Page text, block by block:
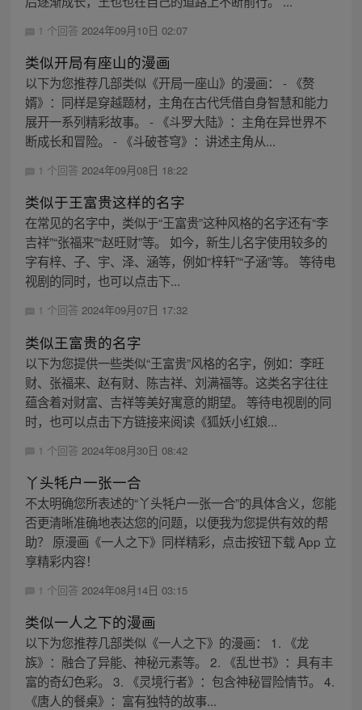
1 个回答 2024年09月10日 02:07
类似开局有座山的漫画
以下为您推荐几部类似《开局一座山》的漫画： - 《赘
婿》：同样是穿越题材，主角在古代凭借自身智慧和能力
展开一系列精彩故事。 - 《斗罗大陆》：主角在异世界不
断成长和冒险。 - 《斗破苍穹》：讲述主角从...
1 个回答 2024年09月08日 18:22
类似于王富贵这样的名字
在常见的名字中，类似于“王富贵”这种风格的名字还有“李
吉祥”“张福来”“赵旺财”等。 如今，新生儿名字使用较多的
字有梓、子、宇、泽、涵等，例如“梓轩”“子涵”等。 等待电
视剧的同时，也可以点击下...
1 个回答 2024年09月07日 17:32
类似王富贵的名字
以下为您提供一些类似“王富贵”风格的名字，例如：李旺
财、张福来、赵有财、陈吉祥、刘满福等。这类名字往往
蕴含着对财富、吉祥等美好寓意的期望。 等待电视剧的同
时，也可以点击下方链接来阅读《狐妖小红娘...
1 个回答 2024年08月30日 08:42
丫头牦户一张一合
不太明确您所表述的“丫头牦户一张一合”的具体含义，您能
否更清晰准确地表达您的问题，以便我为您提供有效的帮
助？ 原漫画《一人之下》同样精彩，点击按钮下载 App 立
享精彩内容！
1 个回答 2024年08月14日 03:15
类似一人之下的漫画
以下为您推荐几部类似《一人之下》的漫画： 1. 《龙
族》：融合了异能、神秘元素等。 2. 《乱世书》：具有丰
富的奇幻色彩。 3. 《灵境行者》：包含神秘冒险情节。 4.
《唐人的餐桌》：富有独特的故事...